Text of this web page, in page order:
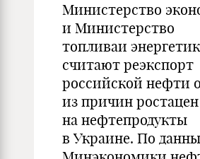
Министерство
и Министерство
топливаи
считают реэкспорт
российской нефти
из причин ростацен
на нефтепродукты
в Украине. По